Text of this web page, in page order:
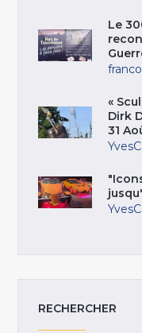
Le
«
Dirk
31
RECHERCHER